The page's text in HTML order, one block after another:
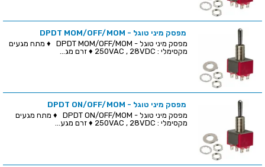
מפסק מיני טוגל - DPDT MOM/OFF/MOM
מפסק מיני טוגל - DPDT MOM/OFF/MOM ♦ מתח מגעים
מקסימלי : 250VAC , 28VDC ♦ זרם מג...
מפסק מיני טוגל - DPDT ON/OFF/MOM
מפסק מיני טוגל - DPDT ON/OFF/MOM ♦ מתח מגעים
מקסימלי : 250VAC , 28VDC ♦ זרם מגע...